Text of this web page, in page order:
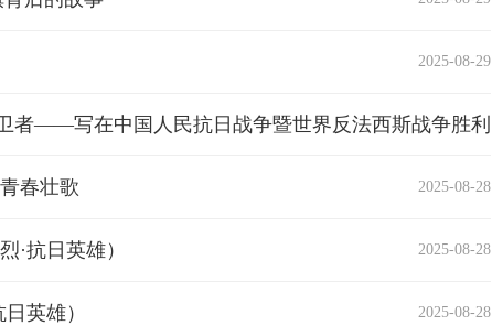
2025-08-29
者——写在中国人民抗日战争暨世界反法西斯战争胜利
春壮歌 2025-08-28
·抗日英雄） 2025-08-28
英雄） 2025-08-28